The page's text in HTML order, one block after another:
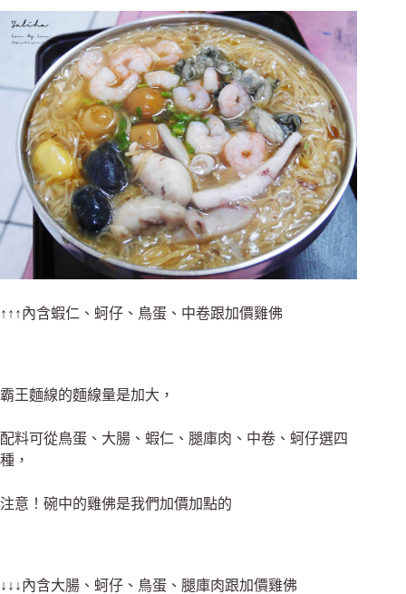
↑↑↑內含蝦仁、蚵仔、鳥蛋、中卷跟加價雞佛
霸王麵線的麵線量是加大，
配料可從鳥蛋、大腸、蝦仁、腿庫肉、中卷、蚵仔選四
種，
注意！碗中的雞佛是我們加價加點的
↓↓↓內含大腸 、蚵仔 、鳥蛋 、腿庫肉跟加價雞佛